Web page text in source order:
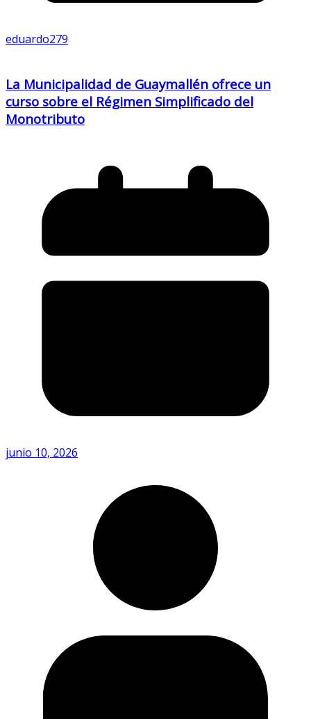
eduardo279
La Municipalidad de Guaymallén ofrece un
curso sobre el Régimen Simplificado del
Monotributo
junio 10, 2026